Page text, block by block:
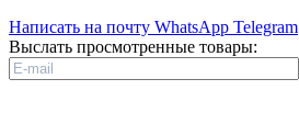
Написать на почту WhatsApp Telegram
Выслать просмотренные товары: